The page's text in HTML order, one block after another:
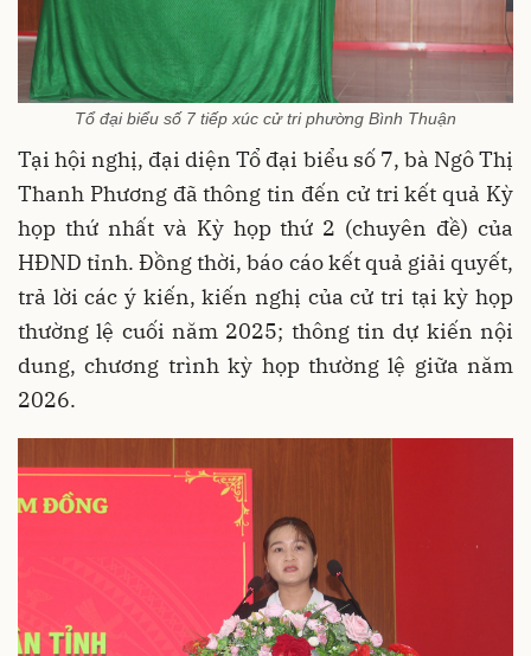
Tổ đại biểu số 7 tiếp xúc cử tri phường Bình Thuận
Tại hội nghị, đại diện Tổ đại biểu số 7, bà Ngô Thị
Thanh Phương đã thông tin đến cử tri kết quả Kỳ
họp thứ nhất và Kỳ họp thứ 2 (chuyên đề) của
HĐND tỉnh. Đồng thời, báo cáo kết quả giải quyết,
trả lời các ý kiến, kiến nghị của cử tri tại kỳ họp
thường lệ cuối năm 2025; thông tin dự kiến nội
dung, chương trình kỳ họp thường lệ giữa năm
2026.